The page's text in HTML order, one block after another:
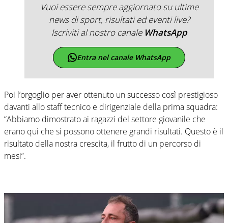
Vuoi essere sempre aggiornato su ultime
news di sport, risultati ed eventi live?
Iscriviti al nostro canale WhatsApp
Entra nel canale WhatsApp
Poi l’orgoglio per aver ottenuto un successo così prestigioso
davanti allo staff tecnico e dirigenziale della prima squadra:
“Abbiamo dimostrato ai ragazzi del settore giovanile che
erano qui che si possono ottenere grandi risultati. Questo è il
risultato della nostra crescita, il frutto di un percorso di
mesi”.